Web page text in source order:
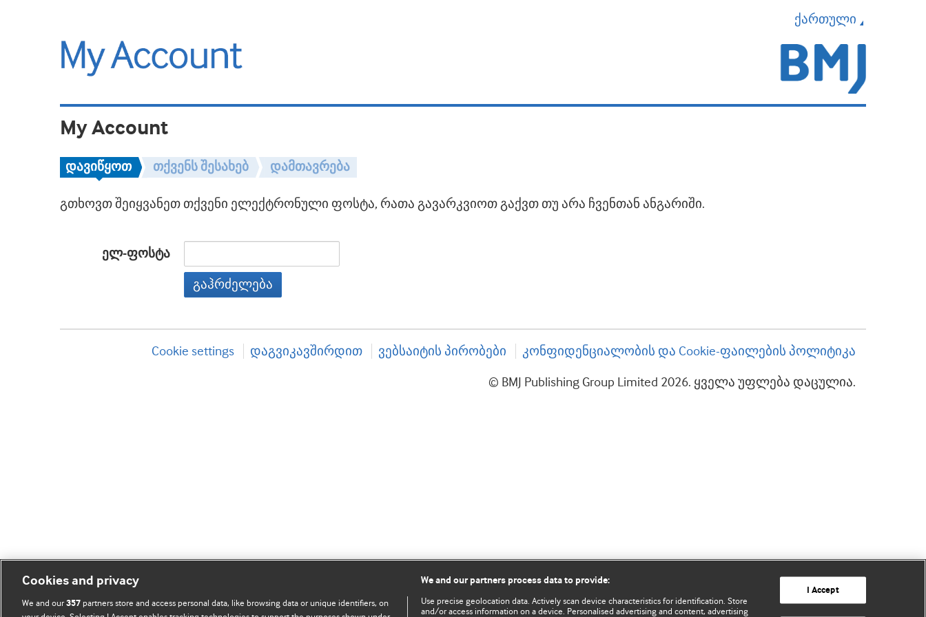
ქართული
My Account
დავიწყოთ თქვენს შესახებ დამთავრება
გთხოვთ შეიყვანეთ თქვენი ელექტრონული ფოსტა, რათა გავარკვიოთ გაქვთ თუ არა ჩვენთან ანგარიში.
ელ-ფოსტა
გაჰრძელება
Cookie settings დაგვიკავშირდით ვებსაიტის პირობები კონფიდენციალობის და Cookie-ფაილების პოლიტიკა
© BMJ Publishing Group Limited 2026. ყველა უფლება დაცულია.
Cookies and privacy
We and our357 partners store and access personal data, like browsing data or unique identifiers, on
We and our partners process data to provide:
Use precise geolocation data. Actively scan device characteristics for identification. Store
and/or access information on a device. Personalised advertising and content, advertising
I Accept